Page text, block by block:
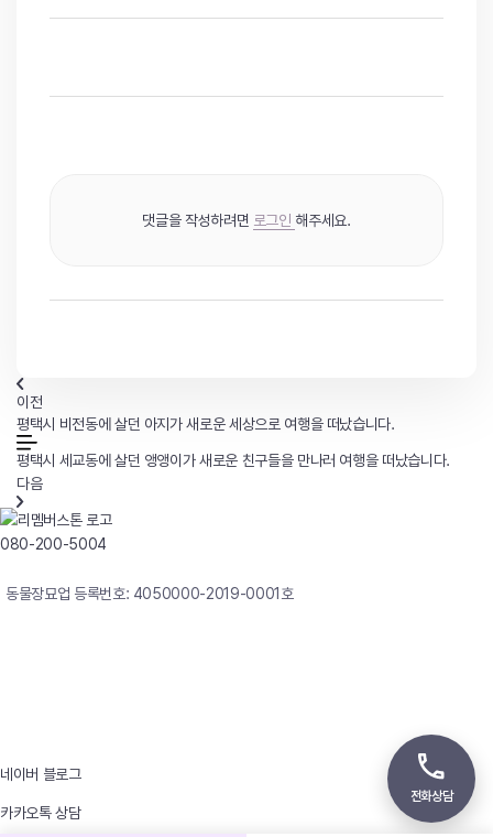
댓글을 작성하려면 로그인 해주세요.
이전
평택시 비전동에 살던 아지가 새로운 세상으로 여행을 떠났습니다.
평택시 세교동에 살던 앵앵이가 새로운 친구들을 만나러 여행을 떠났습니다.
다음
080-200-5004
동물장묘업 등록번호: 4050000-2019-0001호
네이버 블로그
카카오톡 상담
전화상담